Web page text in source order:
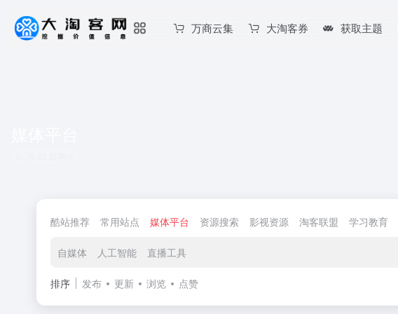
万商云集 大淘客券 获取主题
酷站推荐 常用站点 媒体平台 资源搜索 影视资源 淘客联盟 学习教育
自媒体 人工智能 直播工具
排序 发布 更新 浏览 点赞